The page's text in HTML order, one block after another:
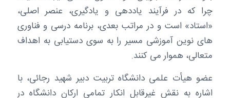
چرا که در فرآیند یاددهی و یادگیری، عنصر اصلی،
«استاد» است و در مراتب بعدی، برنامه درسی و فناوری
های نوین آموزشی مسیر را به سوی دستیابی به اهداف
متعالی، هموار می کنند.
عضو هیأت علمی دانشگاه تربیت دبیر شهید رجائی، با
اشاره به نقش غیرقابل انکار تمامی ارکان دانشگاه در